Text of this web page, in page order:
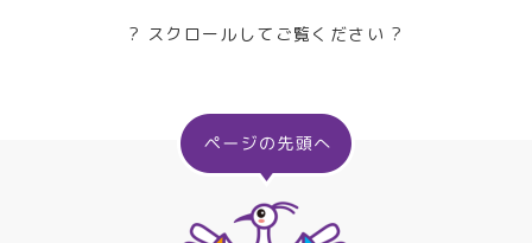
? スクロールしてご覧ください ?